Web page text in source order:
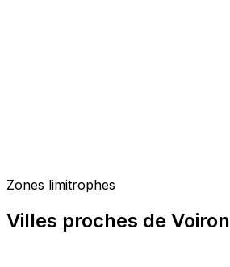
Zones limitrophes
Villes proches de Voiron